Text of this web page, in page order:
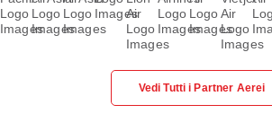
Vedi Tutti i Partner Aerei